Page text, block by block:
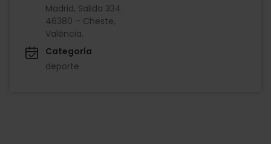
Madrid, Salida 334.
46380 – Cheste,
València.
Categoría
deporte